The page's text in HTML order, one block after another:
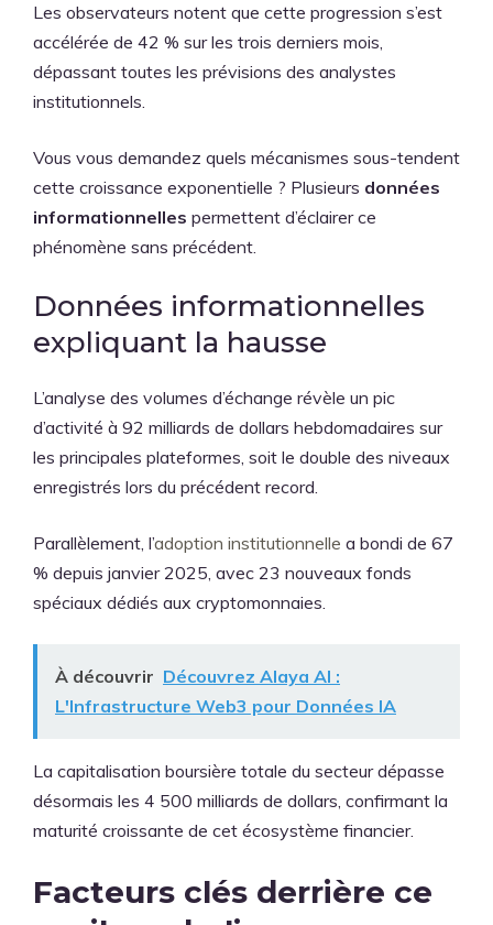
Les observateurs notent que cette progression s’est
accélérée de 42 % sur les trois derniers mois,
dépassant toutes les prévisions des analystes
institutionnels.
Vous vous demandez quels mécanismes sous-tendent
cette croissance exponentielle ? Plusieurs données
informationnelles permettent d’éclairer ce
phénomène sans précédent.
Données informationnelles
expliquant la hausse
L’analyse des volumes d’échange révèle un pic
d’activité à 92 milliards de dollars hebdomadaires sur
les principales plateformes, soit le double des niveaux
enregistrés lors du précédent record.
Parallèlement, l’adoption institutionnelle a bondi de 67
% depuis janvier 2025, avec 23 nouveaux fonds
spéciaux dédiés aux cryptomonnaies.
À découvrir Découvrez Alaya AI :
L'Infrastructure Web3 pour Données IA
La capitalisation boursière totale du secteur dépasse
désormais les 4 500 milliards de dollars, confirmant la
maturité croissante de cet écosystème financier.
Facteurs clés derrière ce